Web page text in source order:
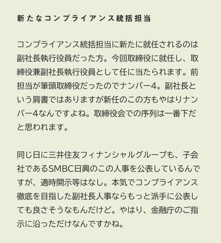
新たなコンプライアンス統括担当
コンプライアンス統括担当に新たに就任されるのは
副社長執行役員だった方。今回取締役に就任し、取
締役兼副社長執行役員として任に当たられます。前
担当が筆頭取締役だったのでナンバー4。副社長と
いう肩書ではありますが新任のこの方もやはりナン
バー4なんですよね。取締役会での序列は一番下だ
と思われます。
同じ日に三井住友フィナンシャルグループも、子会
社であるSMBC日興のこの人事を公表しているんで
すが、適時開示等はなし。本気でコンプライアンス
徹底を目指した副社長人事ならもっと派手に公表し
ても良さそうなもんだけど。やはり、金融庁のご指
示に沿っただけなんですかね。